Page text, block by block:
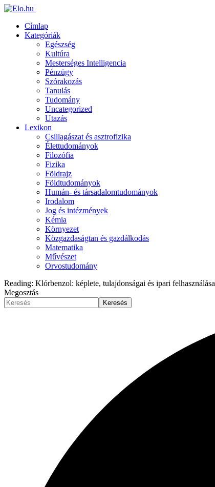
Címlap
Kategóriák
Egészség
Kultúra
Mesterséges Intelligencia
Pénzügy
Szórakozás
Tanulás
Tudomány
Uncategorized
Utazás
Lexikon
Csillagászat és asztrofizika
Élettudományok
Filozófia
Fizika
Földrajz
Földtudományok
Humán- és társadalomtudományok
Irodalom
Jog és intézmények
Kémia
Környezet
Közgazdaságtan és gazdálkodás
Matematika
Művészet
Orvostudomány
Reading: Klórbenzol: képlete, tulajdonságai és ipari felhasználása
Megosztás